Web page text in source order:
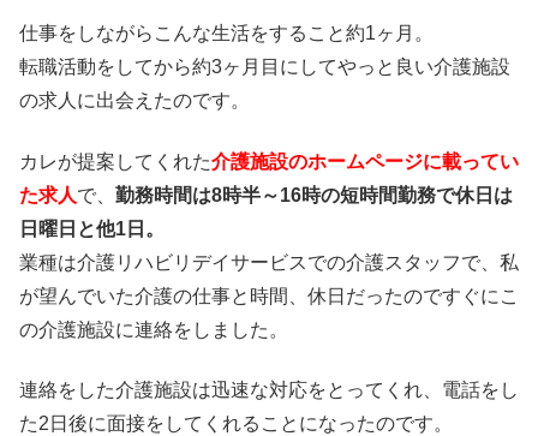
仕事をしながらこんな生活をすること約1ヶ月。
転職活動をしてから約3ヶ月目にしてやっと良い介護施設
の求人に出会えたのです。
カレが提案してくれた介護施設のホームページに載ってい
た求人で、 勤務時間は8時半～16時の短時間勤務で休日は
日曜日と他1日。
業種は介護リハビリデイサービスでの介護スタッフで、私
が望んでいた介護の仕事と時間、休日だったのですぐにこ
の介護施設に連絡をしました。
連絡をした介護施設は迅速な対応をとってくれ、電話をし
た2日後に面接をしてくれることになったのです。